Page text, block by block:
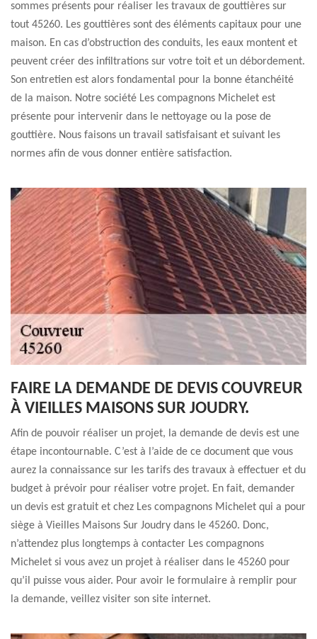
sommes présents pour réaliser les travaux de gouttières sur
tout 45260. Les gouttières sont des éléments capitaux pour une
maison. En cas d’obstruction des conduits, les eaux montent et
peuvent créer des infiltrations sur votre toit et un débordement.
Son entretien est alors fondamental pour la bonne étanchéité
de la maison. Notre société Les compagnons Michelet est
présente pour intervenir dans le nettoyage ou la pose de
gouttière. Nous faisons un travail satisfaisant et suivant les
normes afin de vous donner entière satisfaction.
FAIRE LA DEMANDE DE DEVIS COUVREUR
À VIEILLES MAISONS SUR JOUDRY.
Afin de pouvoir réaliser un projet, la demande de devis est une
étape incontournable. C’est à l’aide de ce document que vous
aurez la connaissance sur les tarifs des travaux à effectuer et du
budget à prévoir pour réaliser votre projet. En fait, demander
un devis est gratuit et chez Les compagnons Michelet qui a pour
siège à Vieilles Maisons Sur Joudry dans le 45260. Donc,
n’attendez plus longtemps à contacter Les compagnons
Michelet si vous avez un projet à réaliser dans le 45260 pour
qu’il puisse vous aider. Pour avoir le formulaire à remplir pour
la demande, veillez visiter son site internet.